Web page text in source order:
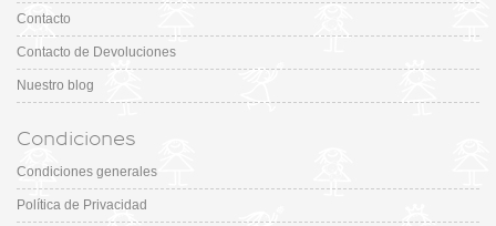
Contacto
Contacto de Devoluciones
Nuestro blog
Condiciones
Condiciones generales
Política de Privacidad